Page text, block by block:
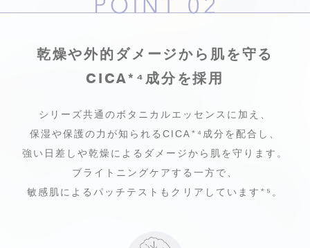
乾燥や外的ダメージから肌を守る
CICA*⁴成分を採用
シリーズ共通のボタニカルエッセンスに加え、
保湿や保護の力が知られるCICA*⁴成分を配合し、
強い日差しや乾燥によるダメージから肌を守ります。
ブライトニングケアする一方で、
敏感肌によるパッチテストもクリアしています*⁵。